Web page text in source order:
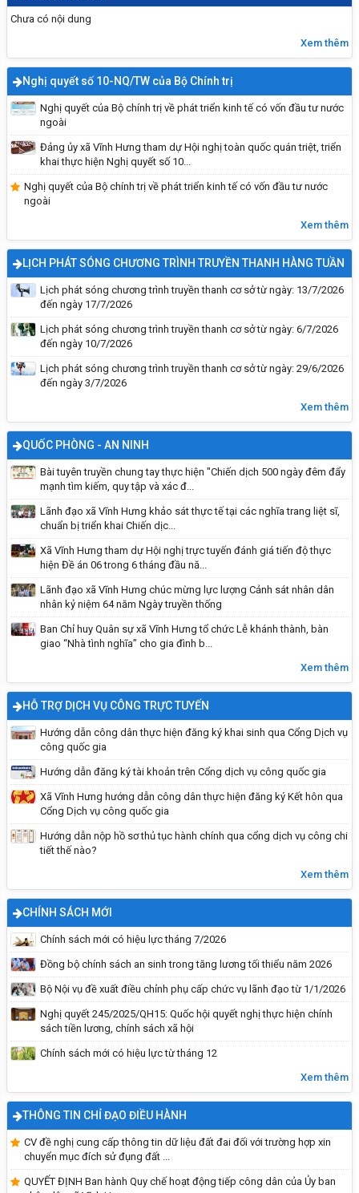
Chưa có nội dung
Xem thêm
Nghị quyết số 10-NQ/TW của Bộ Chính trị
Nghị quyết của Bộ chính trị về phát triển kinh tế có vốn đầu tư nước
ngoài
Đảng ủy xã Vĩnh Hưng tham dự Hội nghị toàn quốc quán triệt, triển
khai thực hiện Nghị quyết số 10...
Nghị quyết của Bộ chính trị về phát triển kinh tế có vốn đầu tư nước
ngoài
Xem thêm
LỊCH PHÁT SÓNG CHƯƠNG TRÌNH TRUYỀN THANH HÀNG TUẦN
Lịch phát sóng chương trình truyền thanh cơ sở từ ngày: 13/7/2026
đến ngày 17/7/2026
Lịch phát sóng chương trình truyền thanh cơ sở từ ngày: 6/7/2026
đến ngày 10/7/2026
Lịch phát sóng chương trình truyền thanh cơ sở từ ngày: 29/6/2026
đến ngày 3/7/2026
Xem thêm
QUỐC PHÒNG - AN NINH
Bài tuyên truyền chung tay thực hiện "Chiến dịch 500 ngày đêm đẩy
mạnh tìm kiếm, quy tập và xác đ...
Lãnh đạo xã Vĩnh Hưng khảo sát thực tế tại các nghĩa trang liệt sĩ,
chuẩn bị triển khai Chiến dịc...
Xã Vĩnh Hưng tham dự Hội nghị trực tuyến đánh giá tiến độ thực
hiện Đề án 06 trong 6 tháng đầu nă...
Lãnh đạo xã Vĩnh Hưng chúc mừng lực lượng Cảnh sát nhân dân
nhân kỷ niệm 64 năm Ngày truyền thống
Ban Chỉ huy Quân sự xã Vĩnh Hưng tổ chức Lễ khánh thành, bàn
giao “Nhà tình nghĩa” cho gia đình b...
Xem thêm
HỖ TRỢ DỊCH VỤ CÔNG TRỰC TUYẾN
Hướng dẫn công dân thực hiện đăng ký khai sinh qua Cổng Dịch vụ
công quốc gia
Hướng dẫn đăng ký tài khoản trên Cổng dịch vụ công quốc gia
Xã Vĩnh Hưng hướng dẫn công dân thực hiện đăng ký Kết hôn qua
Cổng Dịch vụ công quốc gia
Hướng dẫn nộp hồ sơ thủ tục hành chính qua cổng dịch vụ công chi
tiết thế nào?
Xem thêm
CHÍNH SÁCH MỚI
Chính sách mới có hiệu lực tháng 7/2026
Đồng bộ chính sách an sinh trong tăng lương tối thiểu năm 2026
Bộ Nội vụ đề xuất điều chỉnh phụ cấp chức vụ lãnh đạo từ 1/1/2026
Nghị quyết 245/2025/QH15: Quốc hội quyết nghị thực hiện chính
sách tiền lương, chính sách xã hội
Chính sách mới có hiệu lực từ tháng 12
Xem thêm
THÔNG TIN CHỈ ĐẠO ĐIỀU HÀNH
CV đề nghị cung cấp thông tin dữ liệu đất đai đối với trường hợp xin
chuyển mục đích sử đụng đất ...
QUYẾT ĐỊNH Ban hành Quy chế hoạt động tiếp công dân của Ủy ban
Tiêu chuẩn của ĐBQH khóa XVI và đại biểu
HĐND các cấp nhiệm kỳ 2026-2031
Quyền bầu cử của công dân
Một số nguyên tắc, trình tự bỏ phiếu, nội quy
phòng bỏ phiếu
Thông tin về ngày khai mạc cuộc bầu cử